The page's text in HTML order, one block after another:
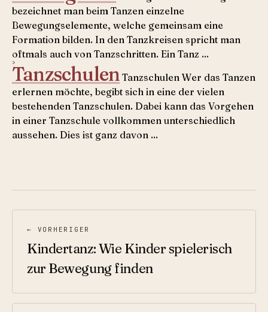
bezeichnet man beim Tanzen einzelne
Bewegungselemente, welche gemeinsam eine
Formation bilden. In den Tanzkreisen spricht man
oftmals auch von Tanzschritten. Ein Tanz ...
Tanzschulen Tanzschulen Wer das Tanzen
erlernen möchte, begibt sich in eine der vielen
bestehenden Tanzschulen. Dabei kann das Vorgehen
in einer Tanzschule vollkommen unterschiedlich
aussehen. Dies ist ganz davon ...
← VORHERIGER
Kindertanz: Wie Kinder spielerisch
zur Bewegung finden